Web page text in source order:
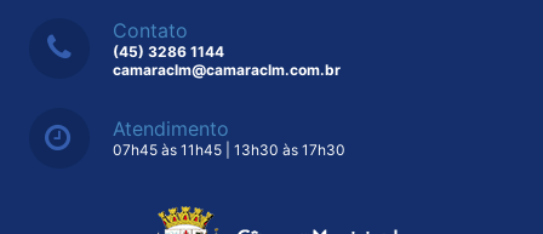
Contato
(45) 3286 1144
camaraclm@camaraclm.com.br
Atendimento
07h45 às 11h45 | 13h30 às 17h30